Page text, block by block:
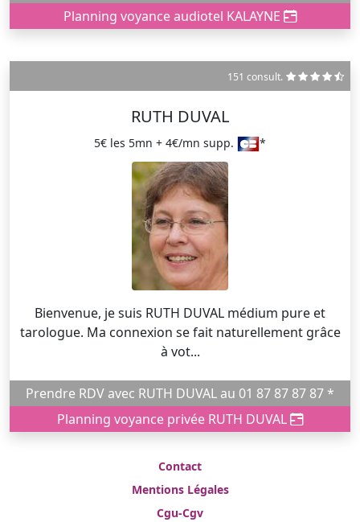
Planning voyance audiotel KALAYNE
151 consult.
RUTH DUVAL
5€ les 5mn + 4€/mn supp. *
Bienvenue, je suis RUTH DUVAL médium pure et
tarologue. Ma connexion se fait naturellement grâce
à vot...
Prendre RDV avec RUTH DUVAL au 01 87 87 87 87 *
Planning voyance privée RUTH DUVAL
Contact
Mentions Légales
Cgu-Cgv